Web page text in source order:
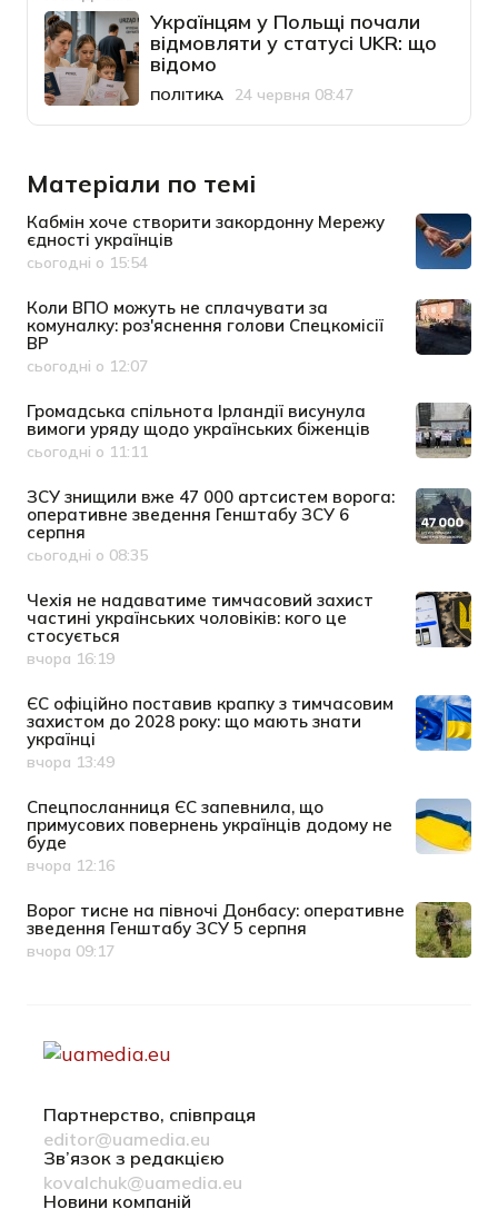
Українцям у Польщі почали
відмовляти у статусі UKR: що
відомо
Категорія
ПОЛІТИКА
Дата публікації
24 червня 08:47
Матеріали по темі
Кабмін хоче створити закордонну Мережу
єдності українців
Дата публікації
сьогодні о 15:54
Коли ВПО можуть не сплачувати за
комуналку: роз'яснення голови Спецкомісії
ВР
Дата публікації
сьогодні о 12:07
Громадська спільнота Ірландії висунула
вимоги уряду щодо українських біженців
Дата публікації
сьогодні о 11:11
ЗСУ знищили вже 47 000 артсистем ворога:
оперативне зведення Генштабу ЗСУ 6
серпня
Дата публікації
сьогодні о 08:35
Чехія не надаватиме тимчасовий захист
частині українських чоловіків: кого це
стосується
Дата публікації
вчора 16:19
ЄС офіційно поставив крапку з тимчасовим
захистом до 2028 року: що мають знати
українці
Дата публікації
вчора 13:49
Спецпосланниця ЄС запевнила, що
примусових повернень українців додому не
буде
Дата публікації
вчора 12:16
Ворог тисне на півночі Донбасу: оперативне
зведення Генштабу ЗСУ 5 серпня
Дата публікації
вчора 09:17
Партнерство, співпраця
editor@uamedia.eu
Зв’язок з редакцією
kovalchuk@uamedia.eu
Новини компаній